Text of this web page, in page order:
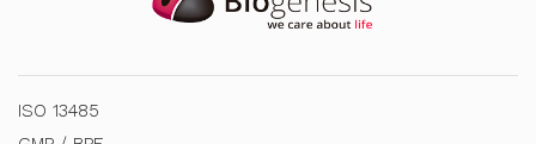
ISO 13485